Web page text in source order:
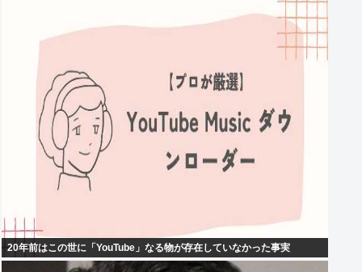
20年前はこの世に「YouTube」なる物が存在していなかった事実